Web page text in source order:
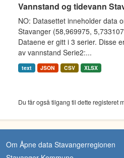
Vannstand og tidevann
NO: Datasettet inneholder data
Stavanger (58,969975,
Dataene er gitt i 3 serier. Disse
av vannstand Serie2:...
text JSON CSV XLSX
Du får også tilgang til dette registeret
Om Åpne data Stavangerregionen